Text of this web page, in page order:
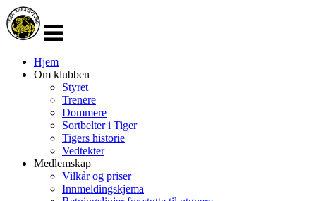
navigasjon
Hjem
Om klubben
Styret
Trenere
Dommere
Sortbelter i Tiger
Tigers historie
Vedtekter
Medlemskap
Vilkår og priser
Innmeldingskjema